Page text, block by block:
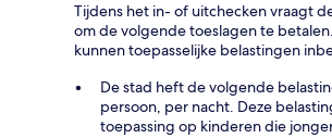
Tijdens het in- of uitchecken vraagt
om de volgende toeslagen te
kunnen toepasselijke belastingen
De stad heft de volgende
persoon, per nacht. Deze
toepassing op kinderen die jonger